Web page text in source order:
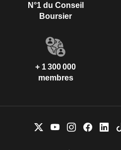
N°1 du Conseil
Boursier
+ 1 300 000
membres